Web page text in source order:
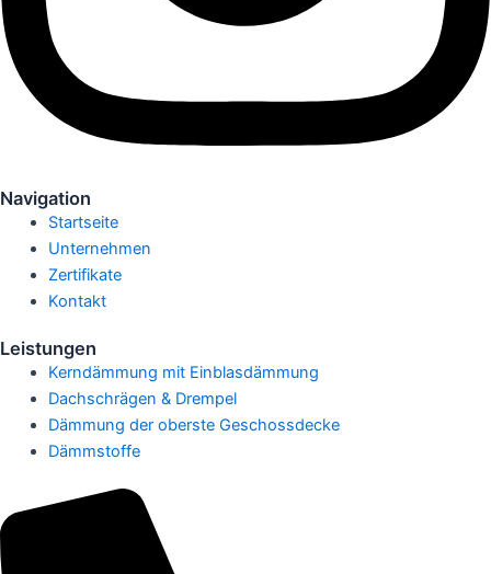
Navigation
Startseite
Unternehmen
Zertifikate
Kontakt
Leistungen
Kerndämmung mit Einblasdämmung
Dachschrägen & Drempel
Dämmung der oberste Geschossdecke
Dämmstoffe